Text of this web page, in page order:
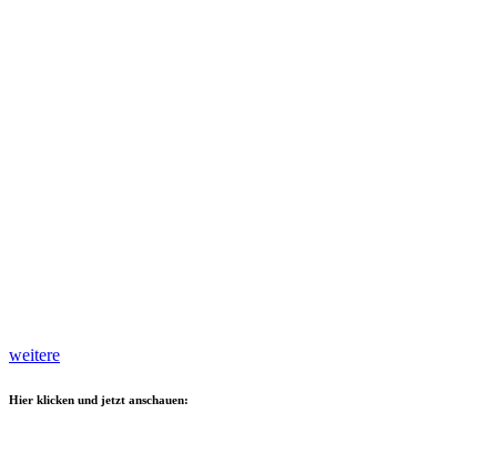
weitere
Hier klicken und jetzt anschauen: